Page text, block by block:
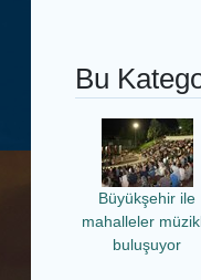
Bu
Büyükşehir ile
mahalleler
buluşuyor